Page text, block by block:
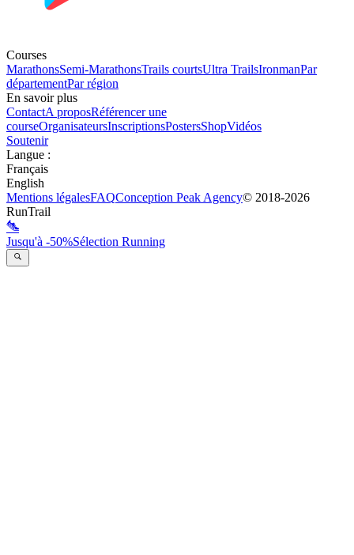
Courses
MarathonsSemi-MarathonsTrails courtsUltra TrailsIronmanPar
départementPar région
En savoir plus
ContactA proposRéférencer une
courseOrganisateursInscriptionsPostersShopVidéos
Soutenir
Langue :
Français
English
Mentions légalesFAQConception Peak Agency© 2018-2026
RunTrail
Jusqu'à -50%Sélection Running